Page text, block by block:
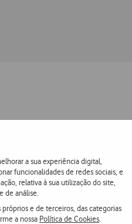
a sua experiência digital,
funcionalidades de redes sociais, e
relativa à sua utilização do site,
de análise.
e de terceiros, das categorias
a nossa Política de Cookies
Conectividade e Sistemas
(norma)